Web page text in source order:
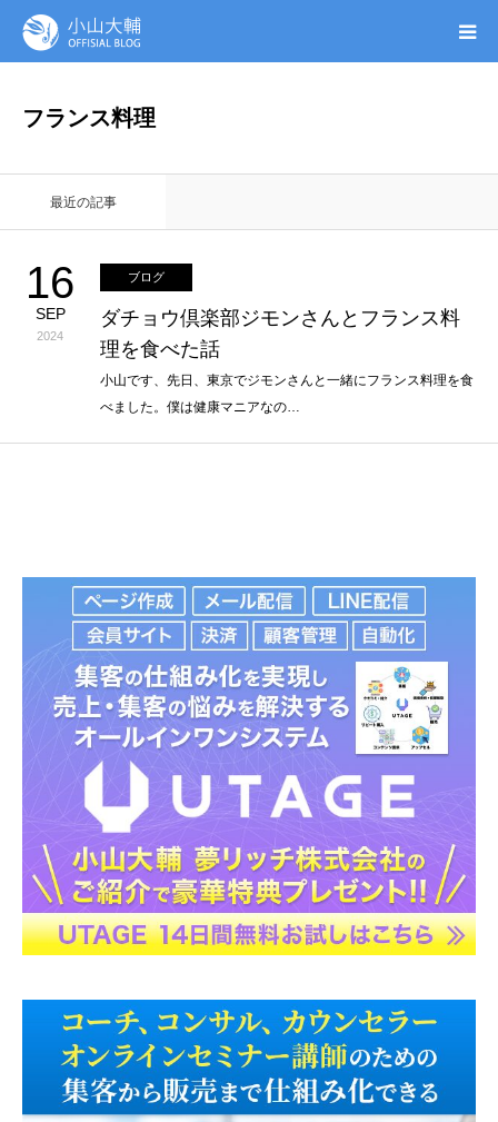
フランス料理
最近の記事
16
SEP
2024
ブログ
ダチョウ倶楽部ジモンさんとフランス料
理を食べた話
小山です、先日、東京でジモンさんと一緒にフランス料理を食
べました。僕は健康マニアなの…
無料ガイドブック
オンシク本
プロフィール